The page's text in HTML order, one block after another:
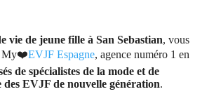
vie de jeune fille à San Sebastian, vous
My❤️EVJF Espagne, agence numéro 1 en
de spécialistes de la mode et de
des EVJF de nouvelle génération.